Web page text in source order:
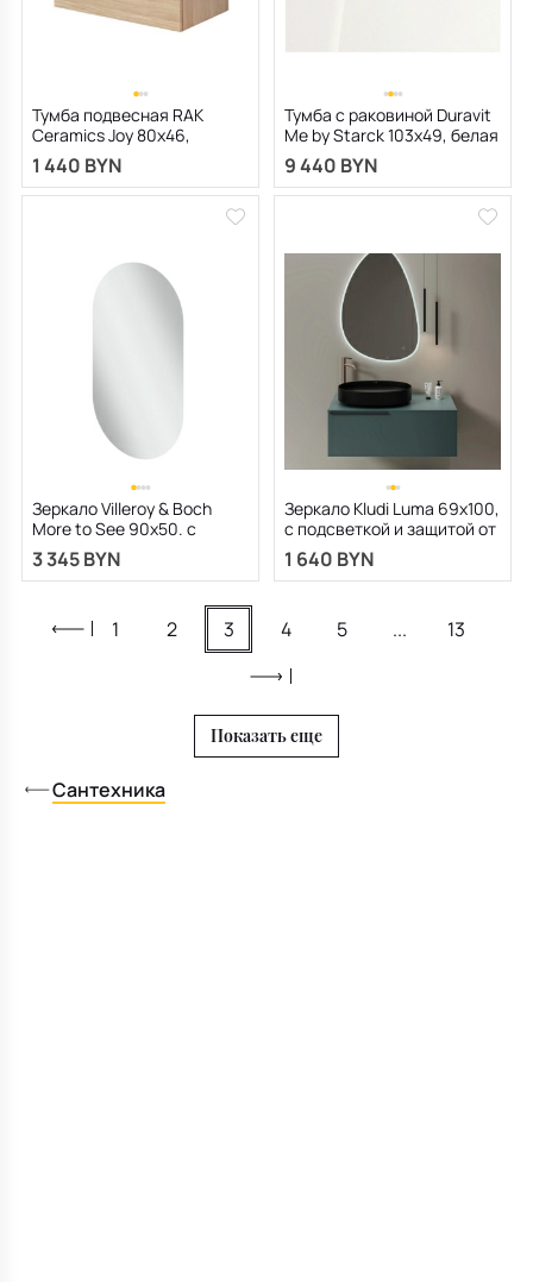
Тумба подвесная RAK
Ceramics Joy 80х46,
Скандинавский дуб
1 440 BYN
Тумба с раковиной Duravit
Me by Starck 103х49, белая
9 440 BYN
Зеркало Villeroy & Boch
More to See 90х50. с
подсветкой
3 345 BYN
Зеркало Kludi Luma 69х100,
с подсветкой и защитой от
запотевания
1 640 BYN
1 2 3 4 5 ... 13
Показать еще
Сантехника